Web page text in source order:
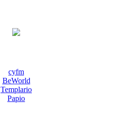
cyfm
BeWorld
Templario
Papio